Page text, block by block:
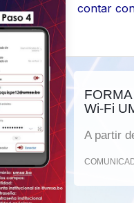
contar